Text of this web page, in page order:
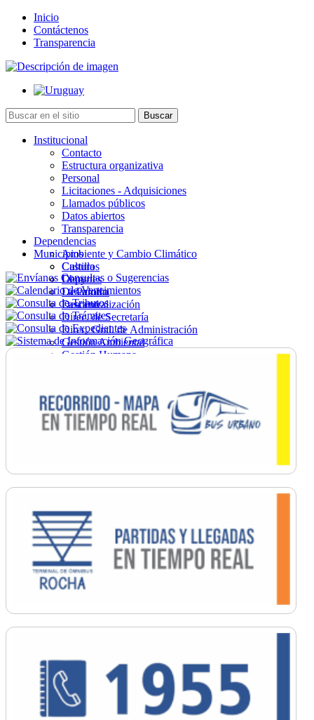
Inicio
Contáctenos
Transparencia
Institucional
Contacto
Estructura organizativa
Personal
Licitaciones - Adquisiciones
Llamados públicos
Datos abiertos
Transparencia
Dependencias
Ambiente y Cambio Climático
Cultura
Deportes
Desarrollo
Descentralización
Direc. de Secretaría
Direc. Gral. de Administración
Gestión Ambiental
Gestión Humana
Ordenamiento
Promoción Social
Salud
Secretaría General
Municipios
Castillos
Chuy
La Paloma
Lascano